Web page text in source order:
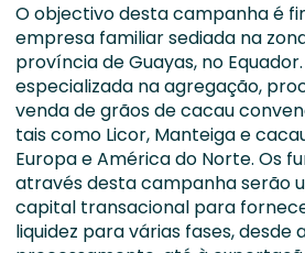
O objectivo desta campanha é
empresa familiar sediada na
província de Guayas, no
especializada na agregação,
venda de grãos de cacau
tais como Licor, Manteiga e
Europa e América do Norte. Os
através desta campanha serão
capital transacional para
liquidez para várias fases, desde